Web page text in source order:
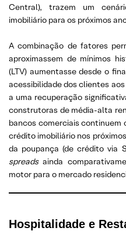
Central), trazem um
imobiliário para os próximos
A combinação de fatores
aproximassem de mínimos
(LTV) aumentasse desde o
acessibilidade dos clientes
a uma recuperação
construtoras de média-alta
bancos comerciais
crédito imobiliário nos
da poupança (de crédito via
spreadsainda
motor para o mercado
Hospitalidade e